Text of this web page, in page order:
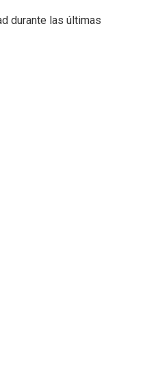
durante las últimas